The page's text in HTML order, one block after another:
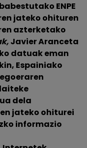
ENPE
jateko ohituren
azterketako
Javier Aranceta
datuak eman
Espainiako
dela
jateko ohiturei
informazio